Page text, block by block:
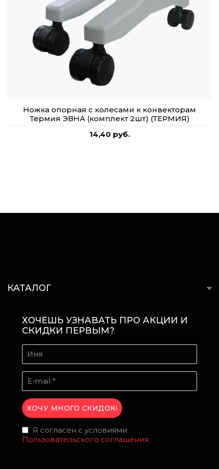
Ножка опорная с колесами к конвекторам
Термия ЭВНА (комплект 2шт) (ТЕРМИЯ)
14,40 руб.
КАТАЛОГ
ХОЧЕШЬ УЗНАВАТЬ ПРО АКЦИИ И
СКИДКИ ПЕРВЫМ?
Я согласен с условиями
Пользовательского соглашения